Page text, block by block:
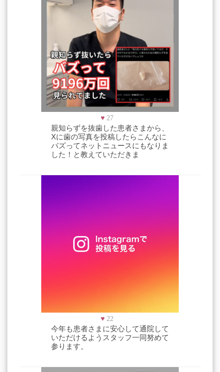
♥ 27
親知らずを抜歯した患者さまから、
Xに歯の写真を投稿したらこんなに
バズってネットニュースにもなりま
した！と教えていただきま
♥ 22
今年も患者さまに安心して通院して
いただけるようスタッフ一同努めて
参ります。